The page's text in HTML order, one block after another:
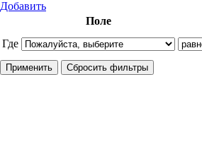
Добавить
Где
Поле